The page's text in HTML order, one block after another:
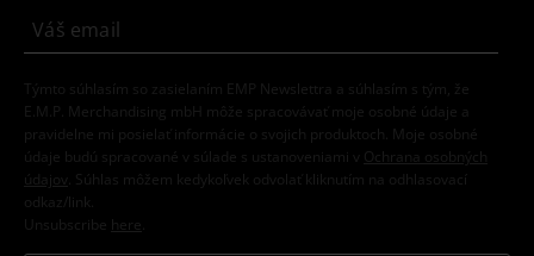
Týmto súhlasím so zasielaním EMP Newslettra a súhlasím s tým, že
E.M.P. Merchandising mbH môže spracovávať moje osobné údaje a
pravidelne mi posielať informácie o svojich produktoch. Moje osobné
údaje budú spracované v súlade s ustanoveniami v
Ochrana osobných
údajov
. Súhlas môžem kedykoľvek odvolať kliknutím na odhlasovací
odkaz/link.
Unsubscribe here